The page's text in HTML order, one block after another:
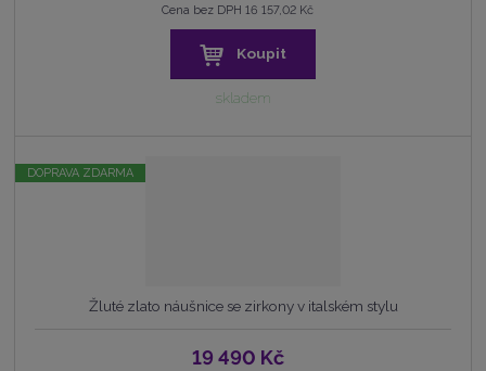
Cena bez DPH 16 157,02 Kč
Koupit
skladem
Žluté zlato náušnice se zirkony v italském stylu
DOPRAVA ZDARMA
19 490 Kč